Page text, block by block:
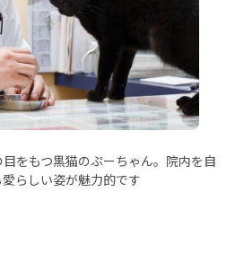
をもつ黒猫のぷーちゃん。院内を自
らしい姿が魅力的です